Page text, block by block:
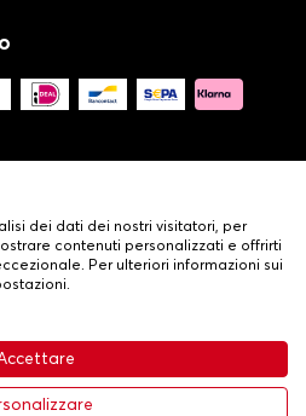
Aggiungi al carrello
•
cookie•Livraison
dei dati dei nostri visitatori, per
contenuti personalizzati e offrirti
Per ulteriori informazioni sui